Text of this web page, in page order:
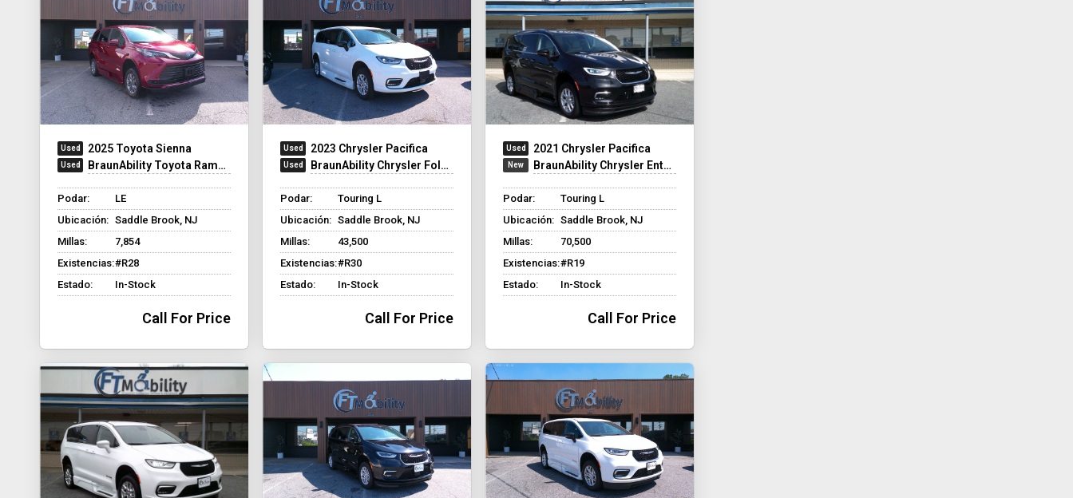
2025 Toyota Sienna
BraunAbility Toyota Rampvan XT
Podar:
LE
Ubicación: Saddle Brook, NJ
Millas:
7,854
Existencias:#R28
Estado:
In-Stock
Call For Price
2023 Chrysler Pacifica
BraunAbility Chrysler Foldout XT
Podar:
Touring L
Ubicación: Saddle Brook, NJ
Millas:
43,500
Existencias:#R30
Estado:
In-Stock
Call For Price
2021 Chrysler Pacifica
BraunAbility Chrysler Entervan XT
Podar:
Touring L
Ubicación: Saddle Brook, NJ
Millas:
70,500
Existencias:#R19
Estado:
In-Stock
Call For Price